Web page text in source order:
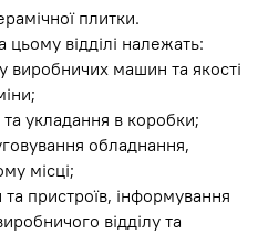
плитки.
відділі належать:
виробничих машин та якості
та укладання в коробки;
обладнання,
місці;
пристроїв, інформування
відділу та